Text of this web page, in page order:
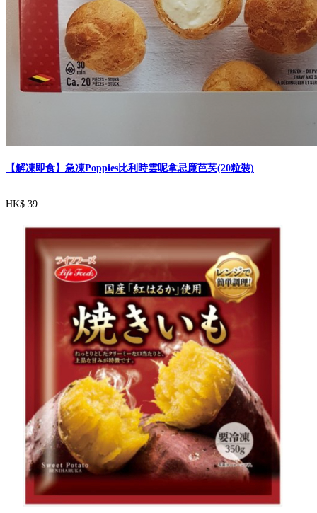
【解凍即食】急凍Poppies比利時雲呢拿忌廉芭芺(20粒裝)
HK$ 39